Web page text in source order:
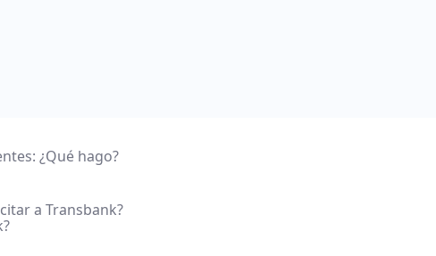
¿Qué hago?
a Transbank?